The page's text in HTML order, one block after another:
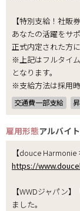
【特別支給！社販
あなたの活躍をサ
正式内定された方
※上記はフルタイ
となります。
※支給方法は採用
交通費一部支給
雇用形態アルバイ
【douce Harmonie
https://
【WWDジャパン
ました。